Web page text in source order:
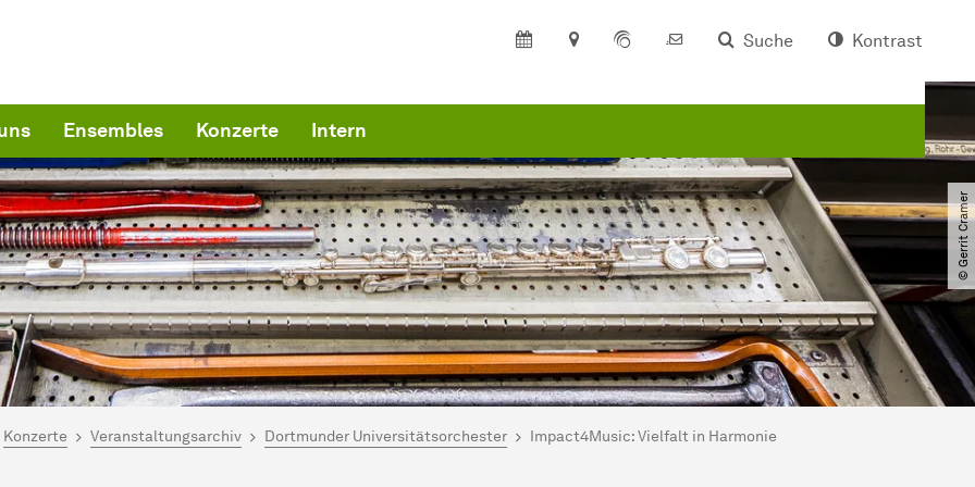
Suche Kontrast
Ensembles Konzerte Intern
© Gerrit Cramer
hier:
Konzerte Veranstaltungsarchiv Dortmunder Universitätsorchester Impact4Music: Vielfalt in Harmonie